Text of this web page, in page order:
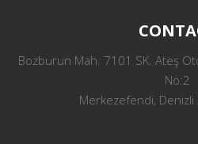
Bozburun Mah. 7101 SK. Ateş
No:2
Merkezefendi,